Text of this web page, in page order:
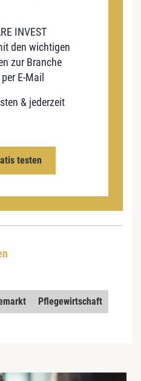
INVEST
den wichtigen
zur Branche
E-Mail
& jederzeit
testen
Pflegewirtschaft